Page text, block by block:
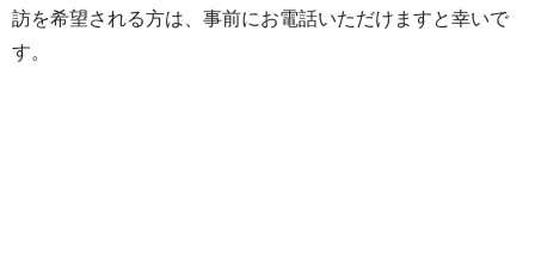
訪を希望される方は、事前にお電話いただけますと幸いで
す。